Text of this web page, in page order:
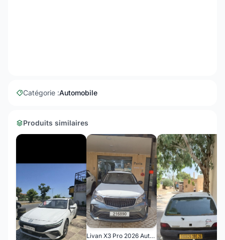
Catégorie :Automobile
Produits similaires
Livan X3 Pro 2026 Automatique (Avec toi ouvrant )